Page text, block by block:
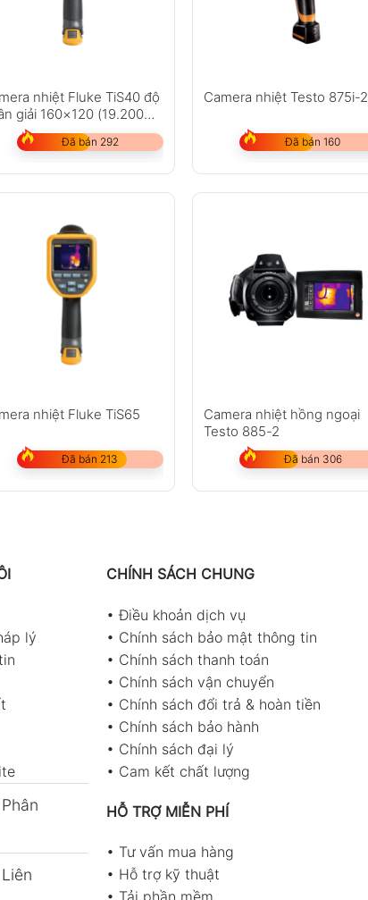
nhiệt Fluke TiS40 độ
giải 160×120 (19.200
Đã bán 292
Camera nhiệt Testo 875i-2
Đã bán 160
nhiệt Fluke TiS65
Đã bán 213
Camera nhiệt hồng ngoại
Testo 885-2
Đã bán 306
lý
CHÍNH SÁCH CHUNG
•Điều khoản dịch vụ
• Chính sách bảo mật thông tin
• Chính sách thanh toán
• Chính sách vận chuyển
• Chính sách đổi trả & hoàn tiền
• Chính sách bảo hành
• Chính sách đại lý
• Cam kết chất lượng
HỖ TRỢ MIỄN PHÍ
• Tư vấn mua hàng
• Hỗ trợ kỹ thuật